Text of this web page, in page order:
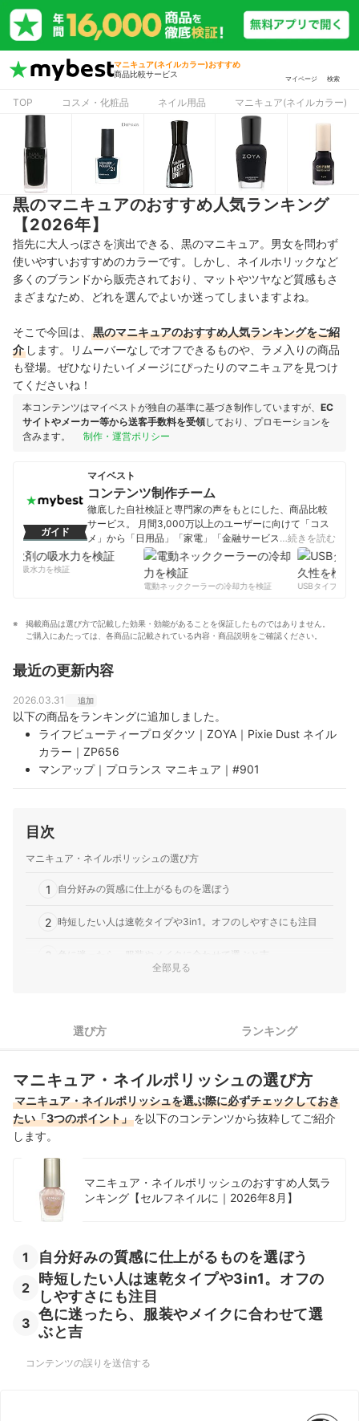
マニキュア(ネイルカラー)おすすめ
商品比較サービス
マイページ 検索
TOP コスメ・化粧品 ネイル用品 マニキュア(ネイルカラー)
黒のマニキュアのおすすめ人気ランキング
【2026年】
指先に大人っぽさを演出できる、黒のマニキュア。男女を問わず
使いやすいおすすめのカラーです。しかし、ネイルホリックなど
多くのブランドから販売されており、マットやツヤなど質感もさ
まざまなため、どれを選んでよいか迷ってしまいますよね。
そこで今回は、 黒のマニキュアのおすすめ人気ランキングをご紹
介 します。リムーバーなしでオフできるものや、ラメ入りの商品
も登場。ぜひなりたいイメージにぴったりのマニキュアを見つけ
てくださいね！
本コンテンツはマイベストが独自の基準に基づき制作していますが、 EC
サイトやメーカー等から送客手数料を受領しており、プロモーションを
含みます。
制作・運営ポリシー
ガイド
マイベスト
コンテンツ制作チーム
徹底した自社検証と専門家の声をもとにした、商品比較
サービス。 月間3,000万以上のユーザーに向けて「コス
メ」から「日用品」「家電」「金融サービス」まで、ベ
ストな商品を選んでもらうために、毎日コンテンツを制
コンテンツ制作チームのプロフィール
…続きを読む
の吸水力を検証
電動ネッククーラーの冷却力を検証
USBタイプCケー
掲載商品は選び方で記載した効果・効能があることを保証したものではありません。
ご購入にあたっては、各商品に記載されている内容・商品説明をご確認ください。
最近の更新内容
2026.03.31 追加
以下の商品をランキングに追加しました。
ライフビューティープロダクツ｜ZOYA｜Pixie Dust ネイル
カラー｜ZP656
マンアップ｜プロランス マニキュア｜#901
ライフビューティープロダクツ｜ZOYA｜ZOYAカラー｜
ZOYA｜ZOYA ネイルカラー｜ZP967
TAT｜NAILS INC｜BLACK to BLACK
イリア｜MIKAGAMI マニキュア
IBD Beauty｜ネイルラッカー
ORLY International｜ネイルラッカー
目次
マニキュア・ネイルポリッシュの選び方
1 自分好みの質感に仕上がるものを選ぼう
2 時短したい人は速乾タイプや3in1。オフのしやすさにも注目
3 色に迷ったら、服装やメイクに合わせて選ぶと吉
全部見る
選び方 ランキング
マニキュア・ネイルポリッシュの選び方
マニキュア・ネイルポリッシュを選ぶ際に必ずチェックしておき
たい「3つのポイント」を以下のコンテンツから抜粋してご紹介
します。
マニキュア・ネイルポリッシュのおすすめ人気ラ
ンキング【セルフネイルに｜2026年8月】
1 自分好みの質感に仕上がるものを選ぼう
2
時短したい人は速乾タイプや3in1。オフの
しやすさにも注目
3
色に迷ったら、服装やメイクに合わせて選
ぶと吉
コンテンツの誤りを送信する